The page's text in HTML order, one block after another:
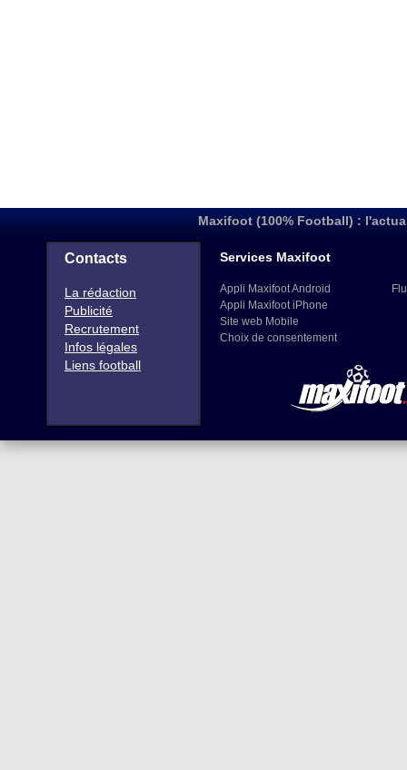
Maxifoot (100% Football) :
Contacts
La rédaction
Publicité
Recrutement
Infos légales
Liens football
Services Maxifoot
Appli Maxifoot Android
Appli Maxifoot iPhone
Site web Mobile
Choix de consentement